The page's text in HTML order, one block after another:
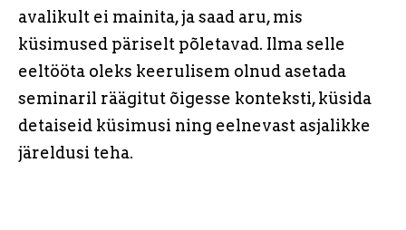
avalikult ei mainita, ja saad aru, mis
küsimused päriselt põletavad. Ilma selle
eeltööta oleks keerulisem olnud asetada
seminaril räägitut õigesse konteksti, küsida
detaiseid küsimusi ning eelnevast asjalikke
järeldusi teha.